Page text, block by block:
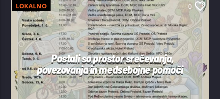
LOKALNO 0
Postali so prostor srečevanja,
povezovanja in medsebojne pomoči